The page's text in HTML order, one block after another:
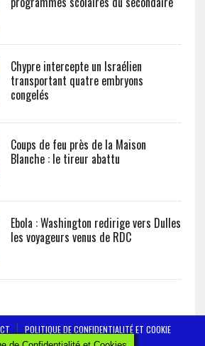
Chypre intercepte un Israélien
transportant quatre embryons
congelés
Coups de feu près de la Maison
Blanche : le tireur abattu
Ebola : Washington redirige vers Dulles
les voyageurs venus de RDC
POLITIQUE DE CONFIDENTIALITÉ ET COOKIE